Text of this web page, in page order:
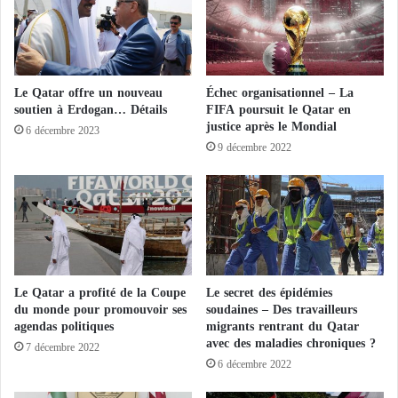
En outre, les comptes ont été ainsi utilisés par un
porte-parole et un ancien dirigeant des Brigades Izz
al-Din al-Qassam, qui constitue la branche militaire
du Hamas en Cisjordanie et aussi un membre de son
bureau politique qui a été condamné en Israël pour
avoir conduit une cellule terroriste.
s
c
o
u
r
s
a
u
F
r
è
r
e
m
u
s
u
L
e
Q
a
t
a
r
a
i
n
a
n
d
e
s
p
Le Qatar offre un nouveau
soutien à Erdogan… Détails
6 décembre 2023
Échec organisationnel – La
FIFA poursuit le Qatar en
justice après le Mondial
9 décembre 2022
Le Qatar a profité de la Coupe
du monde pour promouvoir ses
agendas politiques
7 décembre 2022
Le secret des épidémies
soudaines – Des travailleurs
migrants rentrant du Qatar
avec des maladies chroniques ?
6 décembre 2022